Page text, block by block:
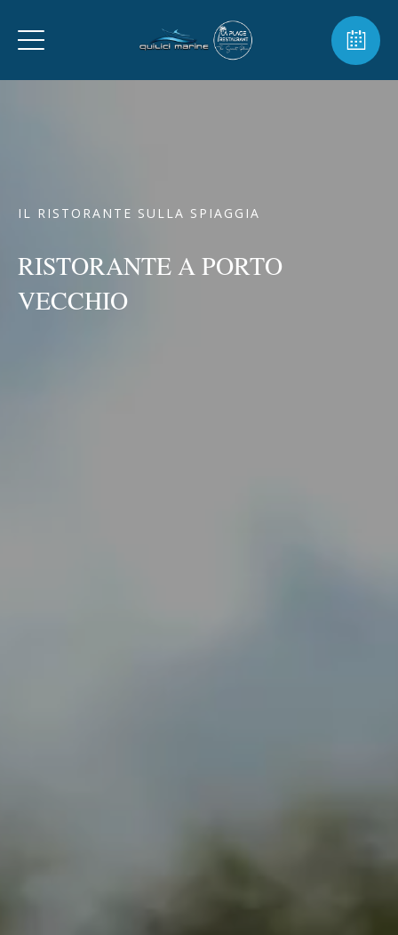
IL RISTORANTE SULLA SPIAGGIA
RISTORANTE A PORTO
VECCHIO